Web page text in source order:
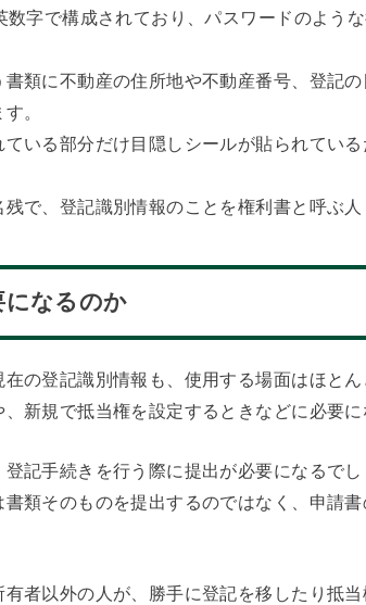
数字で構成されており、パスワードのよう
類に不動産の住所地や不動産番号、登記
。
いる部分だけ目隠しシールが貼られてい
で、登記識別情報のことを権利書と呼ぶ人
になるのか
の登記識別情報も、使用する場面はほとん
新規で抵当権を設定するときなどに必要に
記手続きを行う際に提出が必要になるでし
類そのものを提出するのではなく、申請
者以外の人が、勝手に登記を移したり抵